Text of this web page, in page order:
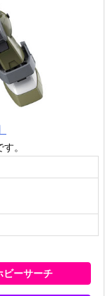
。
ビーサーチ